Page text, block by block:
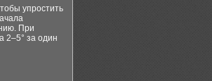
упростить
При
2–5° за один